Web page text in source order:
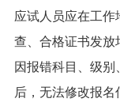
应试人员应在工
查、合格证书发
因报错科目、级
后，无法修改报名